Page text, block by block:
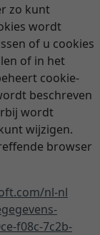
zo kunt
wordt
of u cookies
of in het
cookie-
beschreven
wordt
wijzigen.
browser
/nl-nl
f08c-7c2b-